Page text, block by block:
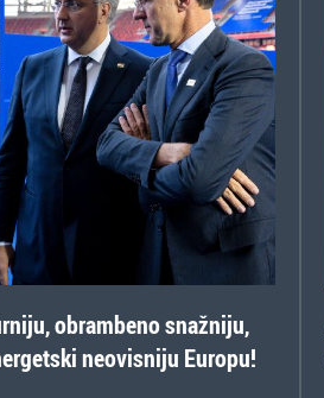
obrambeno snažniju,
neovisniju Europu!